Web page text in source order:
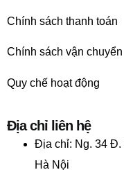
Chính sách thanh toán
Chính sách vận chuyển
Quy chế hoạt động
Địa chỉ liên hệ
Địa chỉ: Ng. 34
Hà Nội